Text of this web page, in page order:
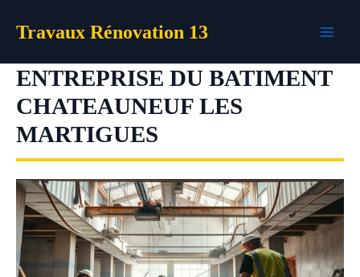
Travaux Rénovation 13
ENTREPRISE DU BATIMENT
CHATEAUNEUF LES
MARTIGUES